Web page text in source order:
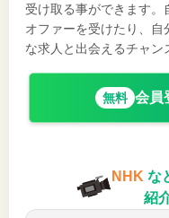
受け取る事ができます。
オファーを受けたり、自
な求人と出会えるチャン
無料 会員
NHK な
紹